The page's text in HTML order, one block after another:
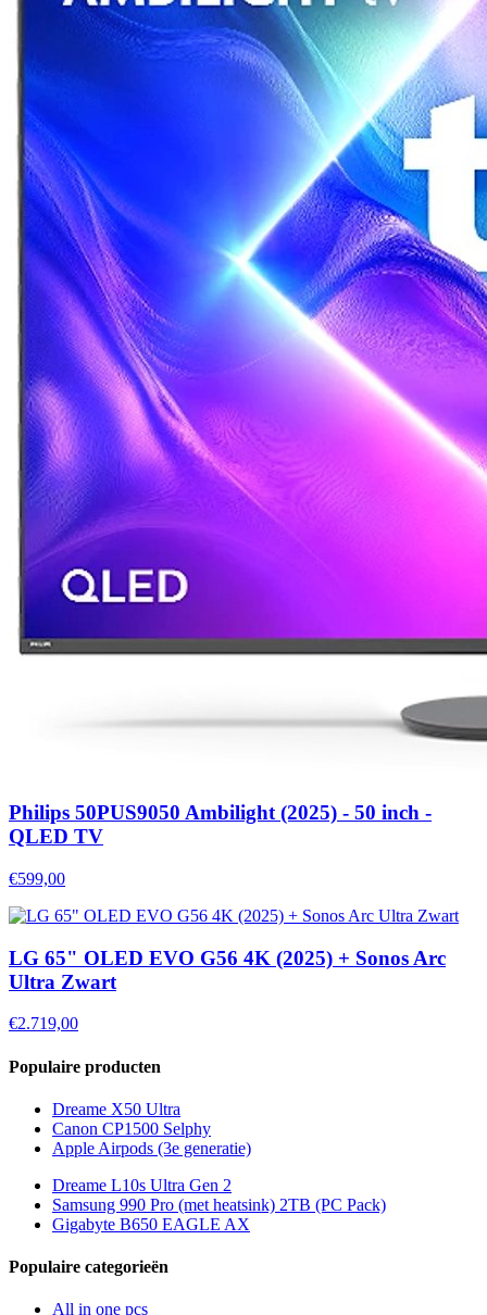
Philips 50PUS9050 Ambilight (2025) - 50 inch -
QLED TV
€599,00
LG 65" OLED EVO G56 4K (2025) + Sonos Arc
Ultra Zwart
€2.719,00
Populaire producten
Dreame X50 Ultra
Canon CP1500 Selphy
Apple Airpods (3e generatie)
Dreame L10s Ultra Gen 2
Samsung 990 Pro (met heatsink) 2TB (PC Pack)
Gigabyte B650 EAGLE AX
Populaire categorieën
All in one pcs